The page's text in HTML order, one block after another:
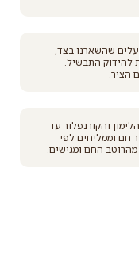
עלים שהשארנו בצד,
להידוק התבשיל.
והקורנפלור עד
חם וממליחים לפי
החם ומגישים.